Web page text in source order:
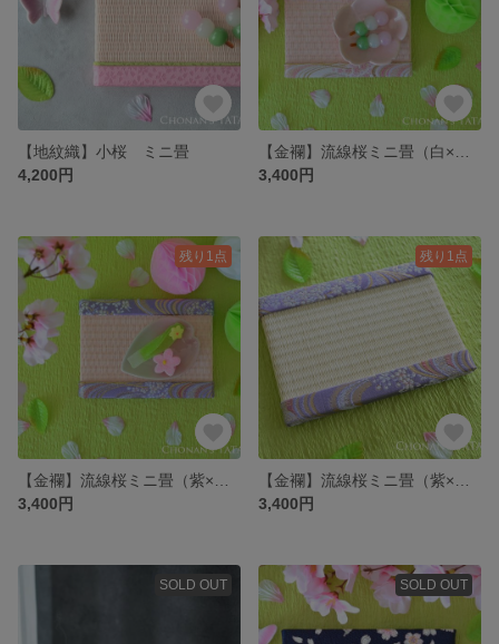
【地紋織】小桜 ミニ畳
4,200円
3,400円
残り1点
3,400円
残り1点
3,400円
SOLD OUT SOLD OUT